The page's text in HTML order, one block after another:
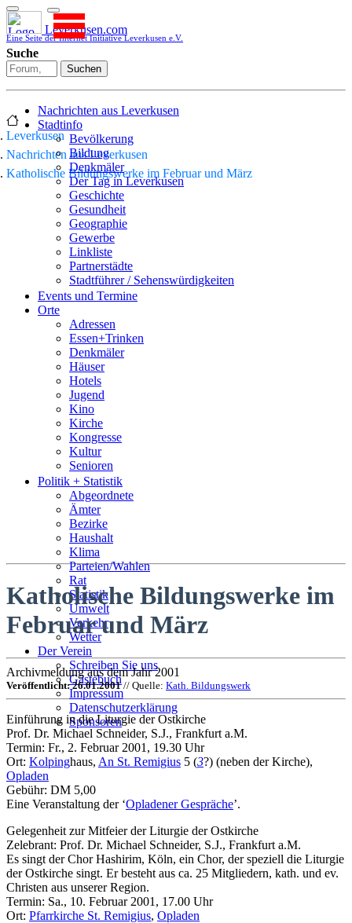
Leverkusen.com
Eine Seite der Internet Initiative Leverkusen e.V.
Suche
Suchen
Nachrichten aus Leverkusen
Stadtinfo
Bevölkerung
Bildung
Denkmäler
Der Tag in Leverkusen
Geschichte
Gesundheit
Geographie
Gewerbe
Linkliste
Partnerstädte
Stadtführer / Sehenswürdigkeiten
Stadtplan
Sport
Who is who
Wohnen
Events und Termine
Orte
Adressen
Essen+Trinken
Denkmäler
Häuser
Hotels
Jugend
Kino
Kirche
Kongresse
Kultur
Senioren
Stadtführer
Straßen
Politik + Statistik
Abgeordnete
Ämter
Bezirke
Haushalt
Klima
Parteien/Wahlen
Rat
Statistik
Umwelt
Verkehr
Wetter
Der Verein
Schreiben Sie uns
Gästebuch
Impressum
Datenschutzerklärung
Sponsoren
Leverkusen
Nachrichten aus Leverkusen
Katholische Bildungswerke im Februar und März
Katholische Bildungswerke im
Februar und März
Archivmeldung aus dem Jahr 2001
Veröffentlicht: 26.01.2001// Quelle: Kath. Bildungswerk
Einführung in die Liturgie der Ostkirche
Prof. Dr. Michael Schneider, S.J., Frankfurt a.M.
Termin: Fr., 2. Februar 2001, 19.30 Uhr
Ort: Kolpinghaus, An St. Remigius 5 (3?) (neben der Kirche),
Opladen
Gebühr: DM 5,00
Eine Veranstaltung der ‘Opladener Gespräche’.
Gelegenheit zur Mitfeier der Liturgie der Ostkirche
Zelebrant: Prof. Dr. Michael Schneider, S.J., Frankfurt a.M.
Es singt der Chor Hashirim, Köln, ein Chor, der speziell die Liturgie
der Ostkirche singt. Er besteht aus ca. 25 Mitgliedern, kath. und ev.
Christen aus unserer Region.
Termin: Sa., 10. Februar 2001, 17.00 Uhr
Ort: Pfarrkirche St. Remigius, Opladen